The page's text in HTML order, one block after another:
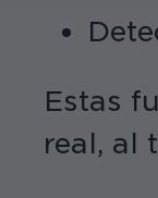
Estas
real, al